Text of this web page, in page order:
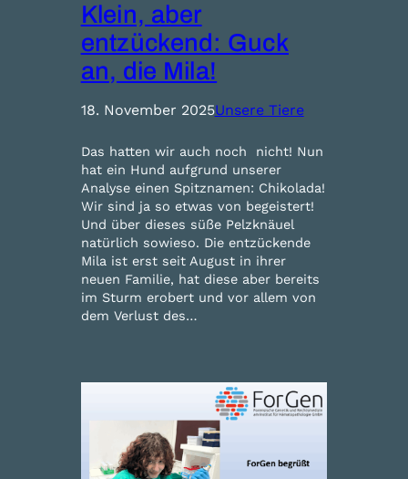
Klein, aber
entzückend: Guck
an, die Mila!
18. November 2025Unsere Tiere
Das hatten wir auch noch nicht! Nun
hat ein Hund aufgrund unserer
Analyse einen Spitznamen: Chikolada!
Wir sind ja so etwas von begeistert!
Und über dieses süße Pelzknäuel
natürlich sowieso. Die entzückende
Mila ist erst seit August in ihrer
neuen Familie, hat diese aber bereits
im Sturm erobert und vor allem von
dem Verlust des…